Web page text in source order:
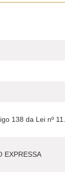
138 da Lei nº
EXPRESSA